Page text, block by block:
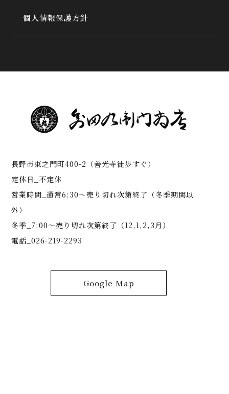
個人情報保護方針
長野市東之門町400-2（善光寺徒歩すぐ）
定休日_不定休
営業時間_通常6:30～売り切れ次第終了（冬季期間以
外）
冬季_7:00～売り切れ次第終了（12,1,2,3月）
電話_026-219-2293
Google Map